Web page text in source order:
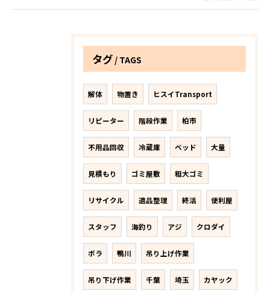
タグ TAGS
解体 物置き ヒスイTransport
リピーター 階段作業 柏市
不用品回収 冷蔵庫 ベッド 大量
見積もり ゴミ屋敷 粗大ゴミ
リサイクル 遺品整理 終活 便利屋
スタッフ 海釣り アジ クロダイ
ボラ 鴨川 吊り上げ作業
吊り下げ作業 千葉 埼玉 カヤック